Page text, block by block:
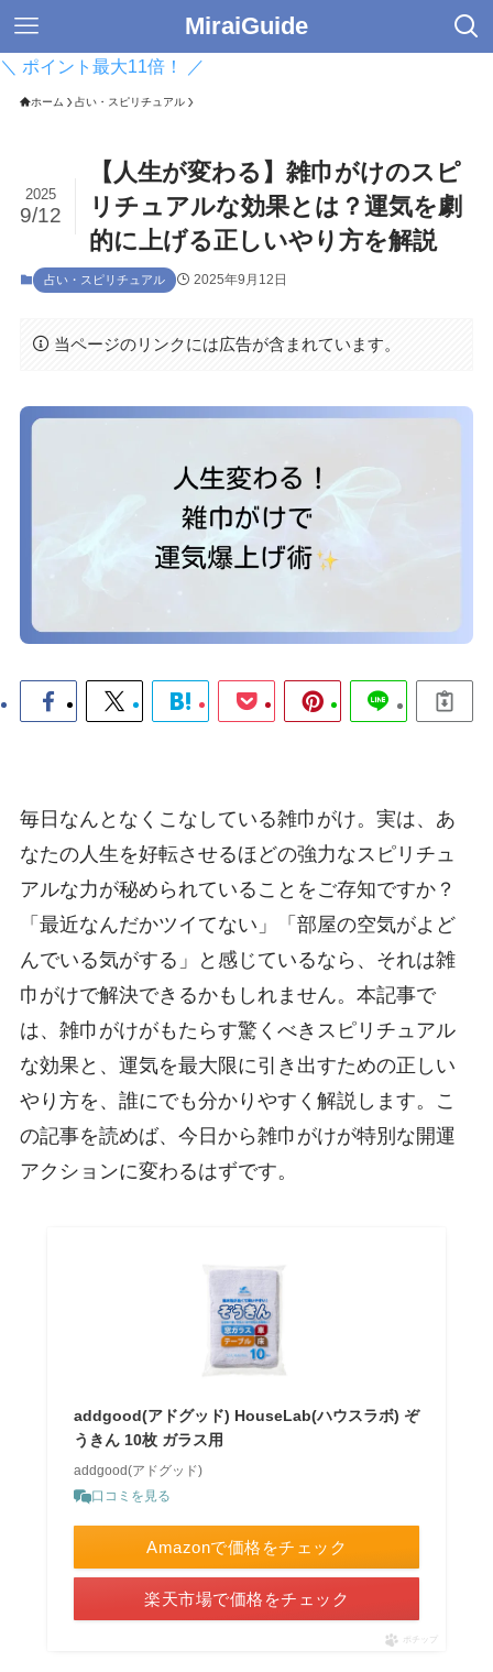
MiraiGuide
＼ ポイント最大11倍！ ／
ホーム 占い・スピリチュアル
【人生が変わる】雑巾がけのスピ
リチュアルな効果とは？運気を劇
的に上げる正しいやり方を解説
2025
9/12
占い・スピリチュアル 2025年9月12日
当ページのリンクには広告が含まれています。
毎日なんとなくこなしている雑巾がけ。実は、あ
なたの人生を好転させるほどの強力なスピリチュ
アルな力が秘められていることをご存知ですか？
「最近なんだかツイてない」「部屋の空気がよど
んでいる気がする」と感じているなら、それは雑
巾がけで解決できるかもしれません。本記事で
は、雑巾がけがもたらす驚くべきスピリチュアル
な効果と、運気を最大限に引き出すための正しい
やり方を、誰にでも分かりやすく解説します。こ
の記事を読めば、今日から雑巾がけが特別な開運
アクションに変わるはずです。
addgood(アドグッド) HouseLab(ハウスラボ) ぞ
うきん 10枚 ガラス用
addgood(アドグッド)
口コミを見る
Amazonで価格をチェック
楽天市場で価格をチェック
ポチップ